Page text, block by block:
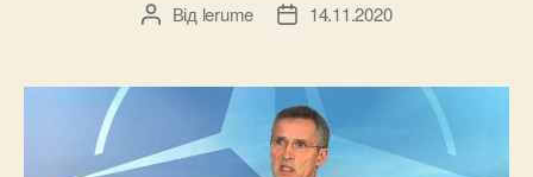
Автор
Від lerume
Дата14.11.2020